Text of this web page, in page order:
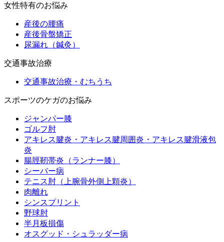
女性特有のお悩み
産後の腰痛
産後骨盤矯正
尿漏れ（鍼灸）
交通事故治療
交通事故治療・むちうち
スポーツのケガのお悩み
ジャンパー膝
ゴルフ肘
アキレス腱炎・アキレス腱周囲炎・アキレス腱滑液包
炎
腸脛靭帯炎（ランナー膝）
シーバー病
テニス肘（上腕骨外側上顆炎）
肉離れ
シンスプリント
野球肘
半月板損傷
オスグッド・シュラッダー病